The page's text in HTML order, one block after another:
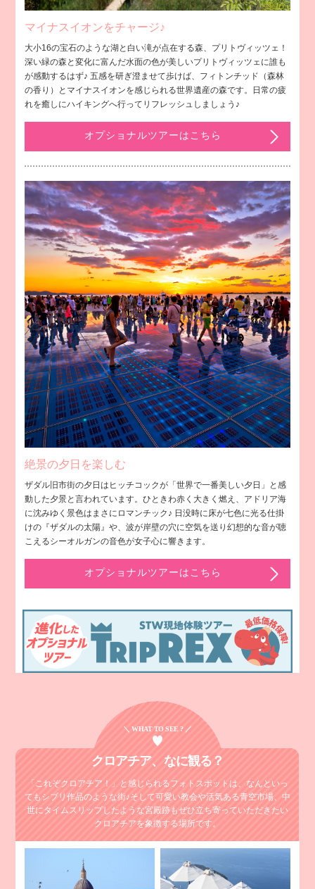
マイナスイオンをチャージ♪
大小16の宝石のような湖と白い滝が点在する森、プリトヴィッツェ！
深い緑の森と変化に富んだ水面の色が美しいプリトヴィッツェに誰も
が感動するはず♪ 五感を研ぎ澄ませて歩けば、フィトンチッド（森林
の香り）とマイナスイオンを感じられる世界遺産の森です。日常の疲
れを癒しにハイキングへ行ってリフレッシュしましょう♪
オプショナルツアーはこちら
絶景の夕日を楽しむ
ザダル旧市街の夕日はヒッチコックが「世界で一番美しい夕日」と感
動した夕景と言われています。ひときわ赤く大きく燃え、アドリア海
に沈みゆく景色はまさにロマンチック♪ 日没時に床が七色に光る仕掛
けの『ザダルの太陽』や、波が岸壁の穴に空気を送り幻想的な音が聴
こえるシーオルガンの音色が女子心に響きます。
オプショナルツアーはこちら
＼ WHAT TO SEE ? ／
クロアチア、 なに観る？
「これぞクロアチア！」と感じられるフォトスポットは、なんといっ
てもシブリ作品のような街♪そして可愛い教会や活気ある青空市場、中
世にタイムスリップしたような宮殿跡もぜひ立ち寄っていただきたい
クロアチアを象徴する場所です。